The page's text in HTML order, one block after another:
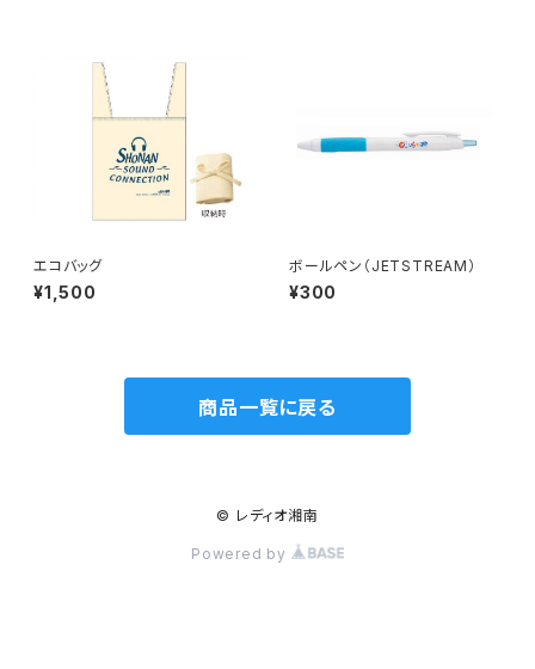
エコバッグ
¥1,500
ボールペン（JETSTREAM）
¥300
商品一覧に戻る
© レディオ湘南
Powered by